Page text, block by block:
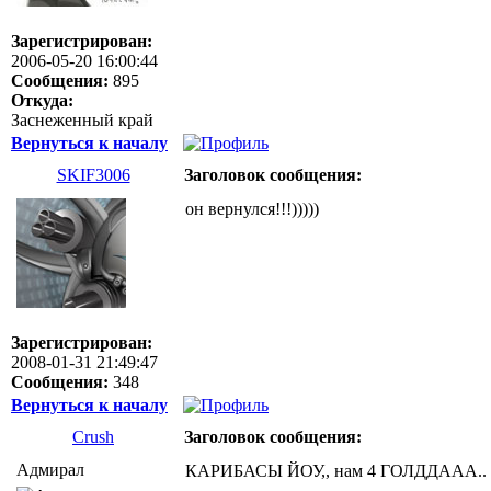
Зарегистрирован:
2006-05-20 16:00:44
Сообщения: 895
Откуда:
Заснеженный край
Вернуться к началу
SKIF3006
Заголовок сообщения:
Зарегистрирован:
2008-01-31 21:49:47
Сообщения: 348
он вернулся!!!)))))
Вернуться к началу
Crush
Заголовок сообщения:
Адмирал
КАРИБАСЫ ЙОУ,, нам 4 ГОЛДДААА..